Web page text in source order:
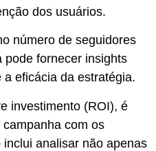
dos usuários.
número de seguidores
pode fornecer insights
eficácia da estratégia.
investimento (ROI), é
com os
analisar não apenas